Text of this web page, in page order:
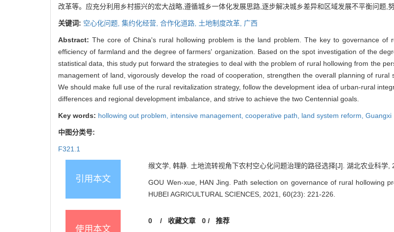
改革等。应充分利用乡村振兴的宏大战略,遵循城乡一体化发展思路,逐步解决城乡差异和区域发展不平衡问题,
关键词: 空心化问题, 集约化经营, 合作化道路, 土地制度改革, 广西
Abstract:The core of China's rural hollowing problem is the land problem. The key to governance of
efficiency of farmland and the degree of farmers' organization. Based on the spot investigation of the
statistical data, this study put forward the strategies to deal with the problem of rural hollowing from the
management of land, vigorously develop the road of cooperation, strengthen the overall planning of rural
We should make full use of the rural revitalization strategy, follow the development idea of urban-rural
differences and regional development imbalance, and strive to achieve the two Centennial goals.
Key words: hollowing out problem, intensive management, cooperative path, land system reform, Guangxi
中图分类号:
F321.1
引用本文
缑文学, 韩静. 土地流转视角下农村空心化问题治理的路径选择[J]. 湖北农业科学,
GOU Wen-xue, HAN Jing. Path selection on governance of rural hollowing
HUBEI AGRICULTURAL SCIENCES, 2021, 60(23): 221-226.
使用本文
0 / 收藏文章 0/ 推荐